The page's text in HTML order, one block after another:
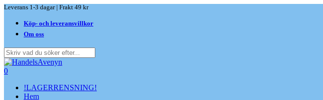
Skip
main
content
Leverans 1-3 dagar | Frakt 49 kr
Köp- och leveransvillkor
Om oss
Close
Search
search
0
!LAGERRENSNING!
Hem